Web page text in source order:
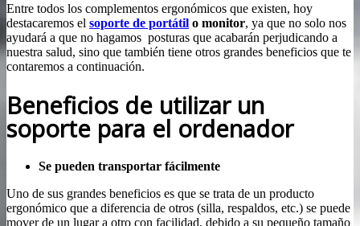
Entre todos los complementos ergonómicos que existen, hoy
destacaremos el soporte de portátil o monitor, ya que no solo nos
ayudará a que no hagamos posturas que acabarán perjudicando a
nuestra salud, sino que también tiene otros grandes beneficios que te
contaremos a continuación.
Beneficios de utilizar un
soporte para el ordenador
Se pueden transportar fácilmente
Uno de sus grandes beneficios es que se trata de un producto
ergonómico que a diferencia de otros (silla, respaldos, etc.) se puede
mover de un lugar a otro con facilidad, debido a su pequeño tamaño